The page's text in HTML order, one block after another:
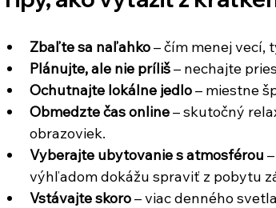
Zbaľte sa naľahko – čím menej vecí,
Plánujte, ale nie príliš – nechajte
Ochutnajte lokálne jedlo – miestne
Obmedzte čas online – skutočný
obrazoviek.
Vyberajte ubytovanie s atmosférou
výhľadom dokážu spraviť z pobytu
Vstávajte skoro – viac denného